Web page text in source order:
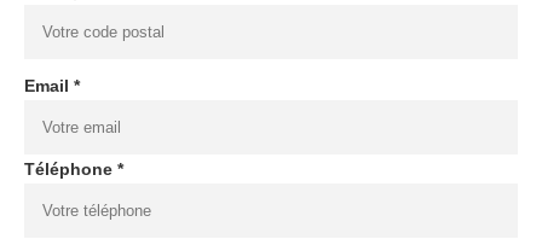
Email *
Téléphone *